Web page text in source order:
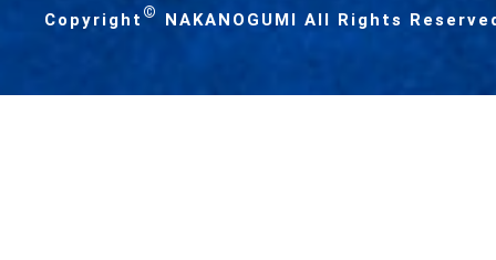
Copyright © NAKANOGUMI All Rights